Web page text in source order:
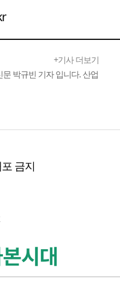
+기사 더보기
박규빈 기자 입니다. 산업
금지